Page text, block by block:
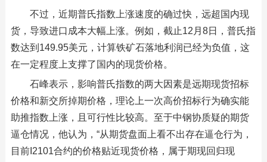
不过，近期普氏指数上涨速度的确过快，远超国内现
货，导致进口成本大幅上涨。例如，截止12月8日，普氏指
数达到149.95美元，计算铁矿石落地利润已经为负值，这
在一定程度上支撑了国内的现货价格。
石峰表示，影响普氏指数的两大因素是远期现货招标
价格和新交所掉期价格，理论上一次高价招标行为确实能
助推指数上涨，且可行性比较高。至于中钢协质疑的期货
逼仓情况，他认为，“从期货盘面上看不出存在逼仓行为，
目前I2101合约的价格贴近现货价格，属于期现回归现